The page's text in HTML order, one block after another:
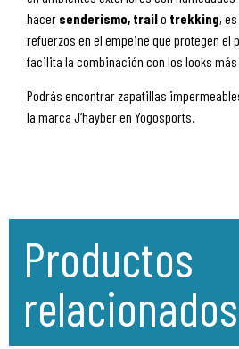
hacer senderismo, trailo trekking,
refuerzos en el empeine que protegen el
facilita la combinación con los looks más
Podrás encontrar zapatillas
la marca J’hayber en Yogosports.
Productos
relacionados